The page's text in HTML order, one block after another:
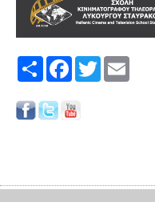
Share FacebookTwitter